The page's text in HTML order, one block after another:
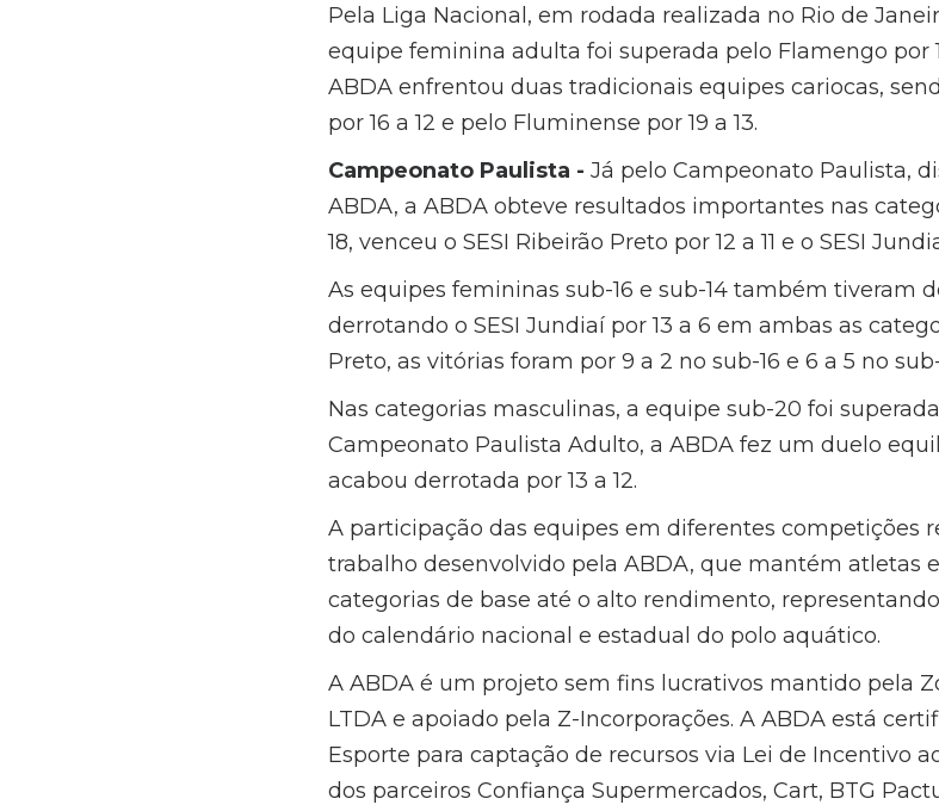
Pela Liga Nacional, em rodada realizada no Rio de
equipe feminina adulta foi superada pelo Flamengo por
ABDA enfrentou duas tradicionais equipes cariocas,
por 16 a 12 e pelo Fluminense por 19 a 13.
Campeonato Paulista - Já pelo Campeonato Paulista,
ABDA, a ABDA obteve resultados importantes nas
18, venceu o SESI Ribeirão Preto por 12 a 11 e o SESI
As equipes femininas sub-16 e sub-14 também tiveram
derrotando o SESI Jundiaí por 13 a 6 em ambas as
Preto, as vitórias foram por 9 a 2 no sub-16 e 6 a 5 no
Nas categorias masculinas, a equipe sub-20 foi superada
Campeonato Paulista Adulto, a ABDA fez um duelo
acabou derrotada por 13 a 12.
A participação das equipes em diferentes competições
trabalho desenvolvido pela ABDA, que mantém atletas
categorias de base até o alto rendimento,
do calendário nacional e estadual do polo aquático.
A ABDA é um projeto sem fins lucrativos mantido pela
LTDA e apoiado pela Z-Incorporações. A ABDA está
Esporte para captação de recursos via Lei de Incentivo
dos parceiros Confiança Supermercados, Cart, BTG